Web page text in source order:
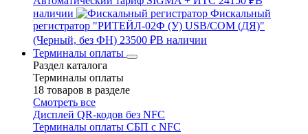
наличии
Фискальный
регистратор "РИТЕЙЛ-02Ф (У) USB/COM (ДЯ)"
(Черный, без ФН) 23500 ₽В наличии
Терминалы оплаты
Раздел каталога
Терминалы оплаты
18 товаров в разделе
Смотреть все
Дисплей QR-кодов без NFC
Терминалы оплаты СБП с NFC